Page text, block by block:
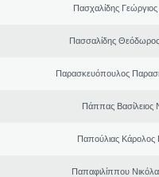
Πασχαλίδης
Πασσαλίδης
Παρασκευόπουλος
Πάππας Βασίλειος
Παπούλιας Κάρολος
Παπαφιλίππου